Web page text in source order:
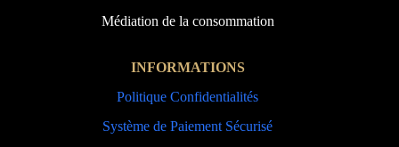
Médiation de la consommation
INFORMATIONS
Politique Confidentialités
Système de Paiement Sécurisé